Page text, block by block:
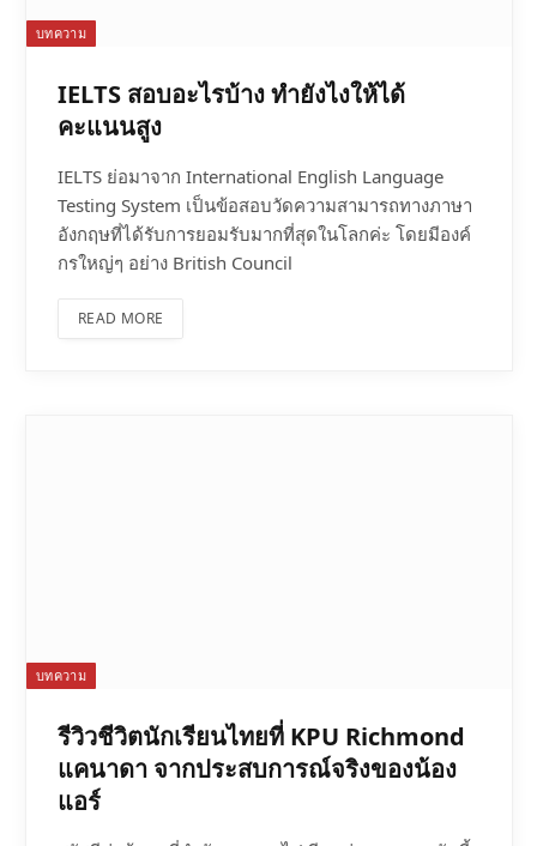
บทความ
IELTS สอบอะไรบ้าง ทำยังไงให้ได้
คะแนนสูง
IELTS ย่อมาจาก International English Language
Testing System เป็นข้อสอบวัดความสามารถทางภาษา
อังกฤษที่ได้รับการยอมรับมากที่สุดในโลกค่ะ โดยมีองค์
กรใหญ่ๆ อย่าง British Council
READ MORE
บทความ
รีวิวชีวิตนักเรียนไทยที่ KPU Richmond
แคนาดา จากประสบการณ์จริงของน้อง
แอร์